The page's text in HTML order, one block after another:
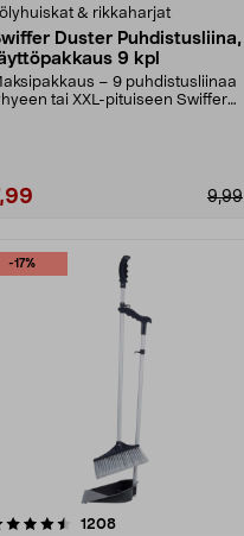
& rikkaharjat
Duster Puhdistusliina,
9 kpl
– 9 puhdistusliinaa
tai XXL-pituiseen Swiffer
9,99
-17%
1208arvostelut
4.5 viidestä